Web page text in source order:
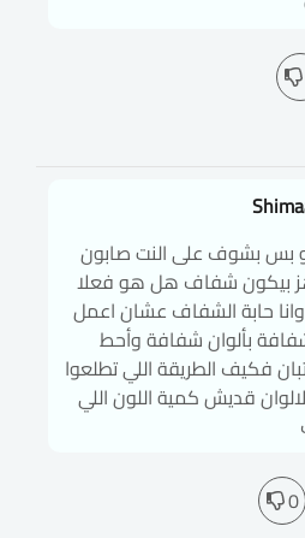
بس بشوف على النت صابون
بيكون شفاف هل هو فعلا
حابة الشفاف عشان اعمل
بألوان شفافة وأحط
فكيف الطريقة اللي تطلعوا
قديش كمية اللون اللي
0